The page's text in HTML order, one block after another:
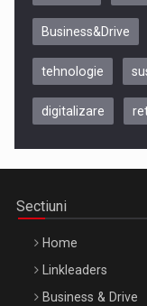
Be Inspired. Make it
Business&Drive
tehnologie
digitalizare
Sectiuni
Home
Linkleaders
Business & Drive